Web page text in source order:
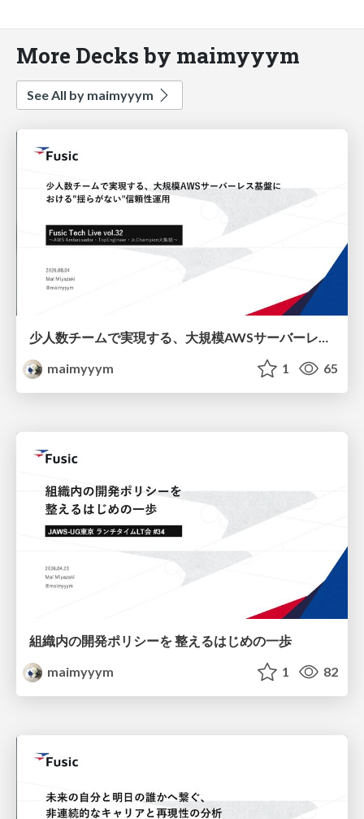
More Decks by maimyyym
See All by maimyyym
少人数チームで実現する、大規模AWSサーバーレス基盤における"揺らがない"信頼性運用
maimyyym
1 65
組織内の開発ポリシーを 整えるはじめの一歩
maimyyym
1 82